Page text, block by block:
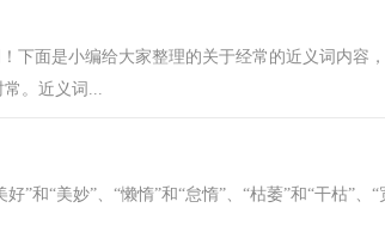
下面是小编给大家整理的关于经常的近义词内容
常。近义词...
和“美妙”、“懒惰”和“怠惰”、“枯萎”和“干枯”、“